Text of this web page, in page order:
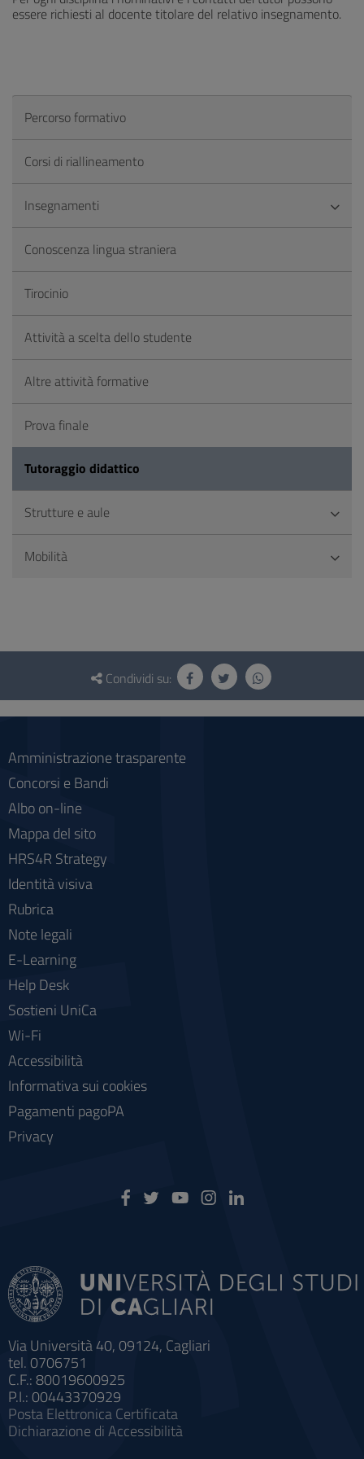
essere richiesti al docente titolare del relativo insegnamento.
Percorso formativo
Corsi di riallineamento
Insegnamenti
Conoscenza lingua straniera
Tirocinio
Attività a scelta dello studente
Altre attività formative
Prova finale
Tutoraggio didattico
Strutture e aule
Mobilità
Questionario
social
Condividi su:
Via Università 40, 09124, Cagliari
tel. 0706751
C.F.: 80019600925
P.I.: 00443370929
Posta Elettronica Certificata
Dichiarazione di Accessibilità
Amministrazione trasparente
Concorsi e Bandi
Albo on-line
Mappa del sito
HRS4R Strategy
Identità visiva
Rubrica
Note legali
E-Learning
Help Desk
Sostieni UniCa
Wi-Fi
Accessibilità
Informativa sui cookies
Pagamenti pagoPA
Privacy